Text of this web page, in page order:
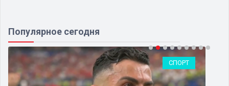
Популярное сегодня
СПОРТ